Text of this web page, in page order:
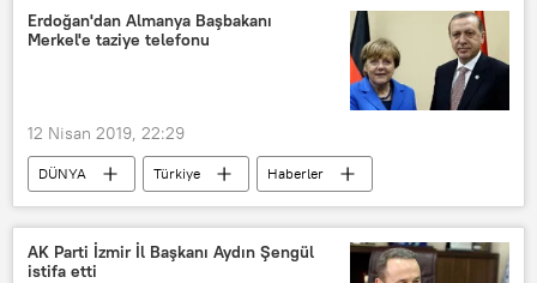
Abdülaziz Buteflika Protesto
Erdoğan'dan Almanya Başbakanı
Merkel'e taziye telefonu
12 Nisan 2019, 22:29
DÜNYA Türkiye
Haberler
Almanya
TÜRKİYE
Recep Tayyip Erdoğan
AK Parti İzmir İl Başkanı Aydın Şengül
istifa etti